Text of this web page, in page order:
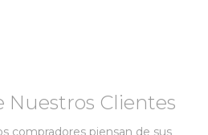
Nuestros Clientes
compradores piensan de sus